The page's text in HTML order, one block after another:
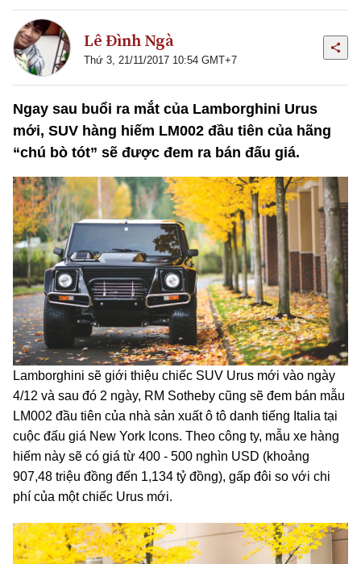
Lê Đình Ngà
Thứ 3, 21/11/2017 10:54 GMT+7
Ngay sau buổi ra mắt của Lamborghini Urus
mới, SUV hàng hiếm LM002 đầu tiên của hãng
“chú bò tót” sẽ được đem ra bán đấu giá.
Lamborghini sẽ giới thiệu chiếc SUV Urus mới vào ngày
4/12 và sau đó 2 ngày, RM Sotheby cũng sẽ đem bán mẫu
LM002 đầu tiên của nhà sản xuất ô tô danh tiếng Italia tại
cuộc đấu giá New York Icons. Theo công ty, mẫu xe hàng
hiếm này sẽ có giá từ 400 - 500 nghìn USD (khoảng
907,48 triệu đồng đến 1,134 tỷ đồng), gấp đôi so với chi
phí của một chiếc Urus mới.